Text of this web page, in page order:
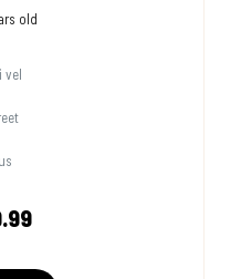
old
vel